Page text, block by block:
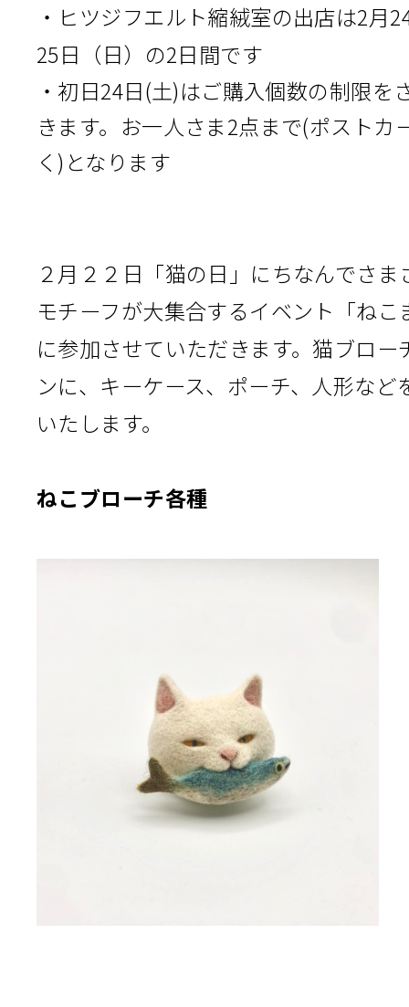
・ヒツジフエルト縮絨室の出店は2月
25日（日）の2日間です
・初日24日(土)はご購入個数の制限を
きます。お一人さま2点まで(ポストカ
く)となります
２月２２日「猫の日」にちなんでさま
モチーフが大集合するイベント「ねこ
に参加させていただきます。猫ブロー
ンに、キーケース、ポーチ、人形など
いたします。
ねこブローチ各種